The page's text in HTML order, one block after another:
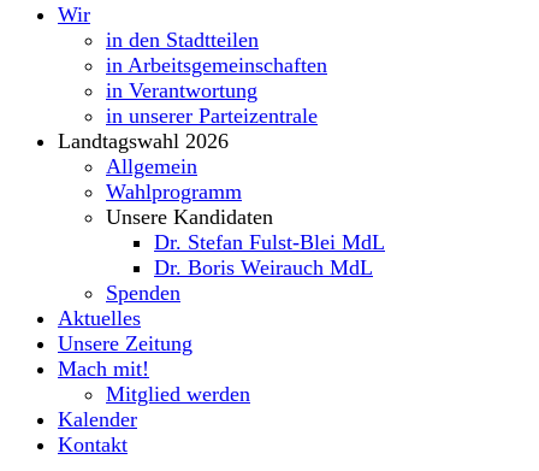
Wir
in den Stadtteilen
in Arbeitsgemeinschaften
in Verantwortung
in unserer Parteizentrale
Landtagswahl 2026
Allgemein
Wahlprogramm
Unsere Kandidaten
Dr. Stefan Fulst-Blei MdL
Dr. Boris Weirauch MdL
Spenden
Aktuelles
Unsere Zeitung
Mach mit!
Mitglied werden
Kalender
Kontakt